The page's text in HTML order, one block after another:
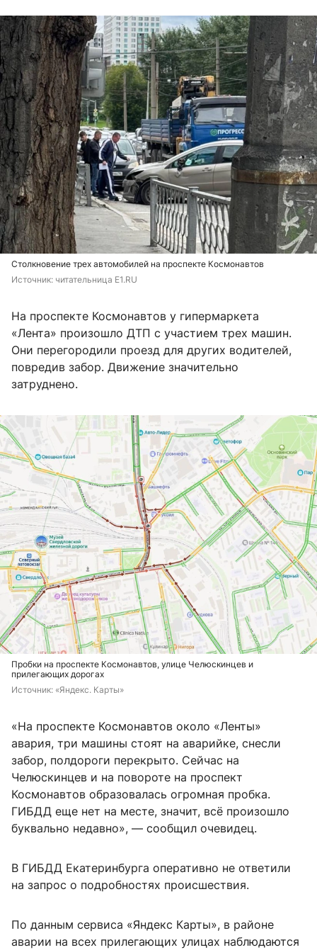
Столкновение трех автомобилей на проспекте Космонавтов
Источник: читательница E1.RU
На проспекте Космонавтов у гипермаркета
«Лента» произошло ДТП с участием трех машин.
Они перегородили проезд для других водителей,
повредив забор. Движение значительно
затруднено.
Пробки на проспекте Космонавтов, улице Челюскинцев и
прилегающих дорогах
Источник: «Яндекс. Карты»
«На проспекте Космонавтов около «Ленты»
авария, три машины стоят на аварийке, снесли
забор, полдороги перекрыто. Сейчас на
Челюскинцев и на повороте на проспект
Космонавтов образовалась огромная пробка.
ГИБДД еще нет на месте, значит, всё произошло
буквально недавно», — сообщил очевидец.
В ГИБДД Екатеринбурга оперативно не ответили
на запрос о подробностях происшествия.
По данным сервиса «Яндекс Карты», в районе
аварии на всех прилегающих улицах наблюдаются